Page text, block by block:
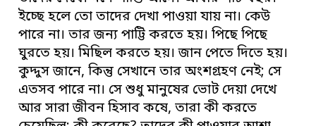
ইচ্ছে হলে তো তাদের দেখা পাওয়া যায় না। কেউ
পারে না। তার জন্য পাট্টি করতে হয়। পিছে পিছে
ঘুরতে হয়। মিছিল করতে হয়। জান পেতে দিতে হয়।
কুদ্দুস জানে, কিন্তু সেখানে তার অংশগ্রহণ নেই; সে
এতসব পারে না। সে শুধু মানুষের ভোট দেয়া দেখে
আর সারা জীবন হিসাব কষে, তারা কী করতে